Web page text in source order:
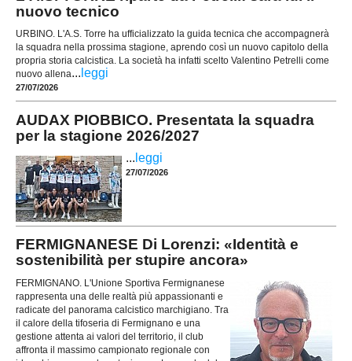
nuovo tecnico
URBINO. L'A.S. Torre ha ufficializzato la guida tecnica che accompagnerà
la squadra nella prossima stagione, aprendo così un nuovo capitolo della
propria storia calcistica. La società ha infatti scelto Valentino Petrelli come
nuovo allena... leggi
27/07/2026
AUDAX PIOBBICO. Presentata la squadra
per la stagione 2026/2027
... leggi
27/07/2026
FERMIGNANESE Di Lorenzi: «Identità e
sostenibilità per stupire ancora»
FERMIGNANO. L'Unione Sportiva Fermignanese
rappresenta una delle realtà più appassionanti e
radicate del panorama calcistico marchigiano. Tra
il calore della tifoseria di Fermignano e una
gestione attenta ai valori del territorio, il club
affronta il massimo campionato regionale con